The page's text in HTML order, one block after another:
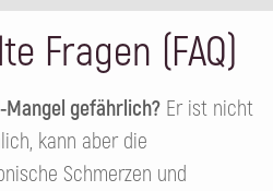
Fragen (FAQ)
Mangel gefährlich? Er ist nicht
kann aber die
Schmerzen und